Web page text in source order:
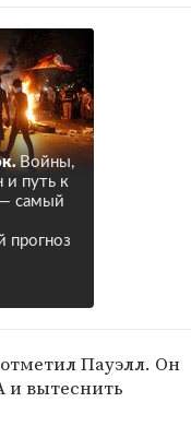
Войны,
и путь к
самый
прогноз
Пауэлл. Он
и вытеснить